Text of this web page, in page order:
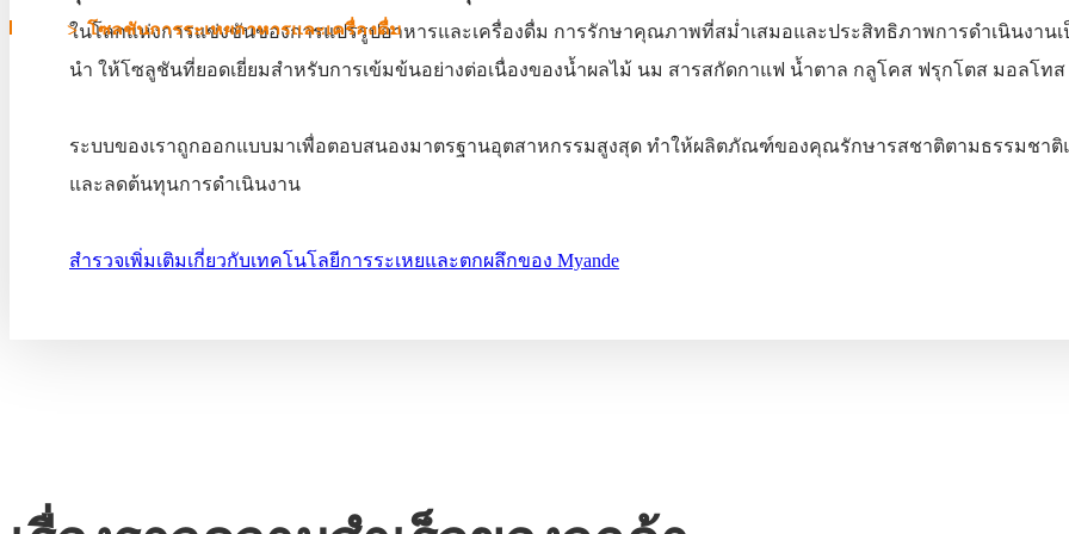
>โซลูชันการระเหยอาหารและเครื่องดื่ม
โซลูชันการระเหยอาหารและเครื่องดื่ม
ในโลกแห่งการแข่งขันของการแปรรูปอาหารและเครื่องดื่ม การรักษาคุณภาพที่สม่ำเสมอและประสิทธิภาพการดำเนินงานเ
นำ ให้โซลูชันที่ยอดเยี่ยมสำหรับการเข้มข้นอย่างต่อเนื่องของน้ำผลไม้ นม สารสกัดกาแฟ น้ำตาล กลูโคส ฟรุกโตส มอลโ
ระบบของเราถูกออกแบบมาเพื่อตอบสนองมาตรฐานอุตสาหกรรมสูงสุด ทำให้ผลิตภัณฑ์ของคุณรักษารสชาติตามธรรมช
และลดต้นทุนการดำเนินงาน
สำรวจเพิ่มเติมเกี่ยวกับเทคโนโลยีการระเหยและตกผลึกของ Myande